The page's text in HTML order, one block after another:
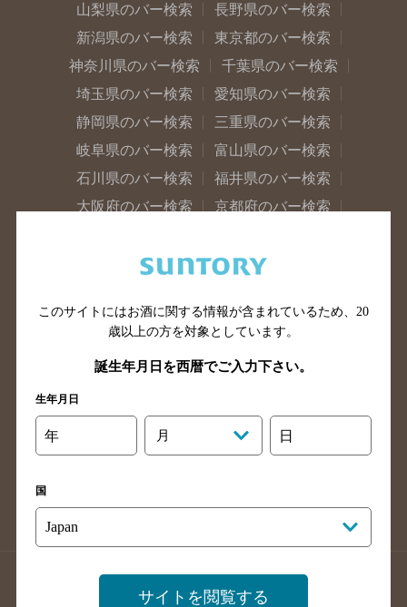
山梨県のバー検索
長野県のバー検索
新潟県のバー検索
東京都のバー検索
神奈川県のバー検索
千葉県のバー検索
埼玉県のバー検索
愛知県のバー検索
静岡県のバー検索
三重県のバー検索
岐阜県のバー検索
富山県のバー検索
石川県のバー検索
福井県のバー検索
大阪府のバー検索
京都府のバー検索
滋賀県のバー検索
和歌山県のバー検索
山口県のバー検索
鳥取県のバー検索
香川県のバー検索
愛媛県のバー検索
高知県のバー検索
長崎県のバー検索
佐賀県のバー検索
大分県のバー検索
熊本県のバー検索
このサイトにはお酒に関する情報が含まれているため、 20
歳以上の方を対象としています。
誕生年月日を西暦でご入力下さい。
生年月日
年 月 日
国
サイトを閲覧する